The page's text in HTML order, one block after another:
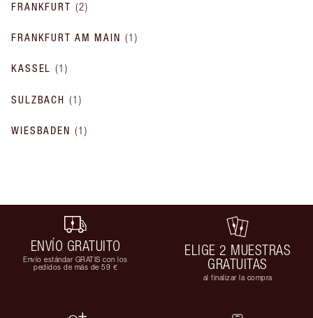
FRANKFURT (2)
FRANKFURT AM MAIN (1 )
KASSEL (1)
SULZBACH (1 )
WIESBADEN (1 )
ENVÍO GRATUITO
Envío estándar GRATIS con los
pedidos de más de 59 €
ELIGE 2 MUESTRAS
GRATUITAS
al finalizar la compra